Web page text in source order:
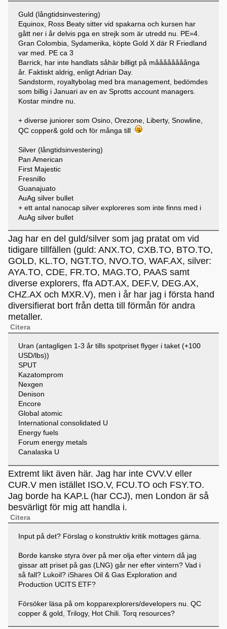
Guld (långtidsinvestering)
Equinox, Ross Beaty sitter vid spakarna och kursen har
gått ner i år delvis pga en strejk som är utredd nu. PE=4.
Gran Colombia, Sydamerika, köpte Gold X där R Friedland
var med. PE ca 3
Barrick, har inte handlats såhär billigt på måååååååånga
år. Faktiskt aldrig, enligt Adrian Day.
Sandstorm, royaltybolag med bra management, bedömdes
som billig i Januari av en av Sprotts account managers.
Kostar mindre nu.
+ diverse juniorer som Osino, Orezone, Liberty, Snowline,
QC copper& gold och för många till
Silver (långtidsinvestering)
Pan American
First Majestic
Fresnillo
Guanajuato
AuAg silver bullet
+ ett antal nanocap silver exploreres som inte finns med i
AuAg silver bullet
Jag har en del guld/silver som jag pratat om vid
tidigare tillfällen (guld: ANX.TO, CXB.TO, BTO.TO,
GOLD, KL.TO, NGT.TO, NVO.TO, WAF.AX, silver:
AYA.TO, CDE, FR.TO, MAG.TO, PAAS samt
diverse explorers, ffa ADT.AX, DEF.V, DEG.AX,
CHZ.AX och MXR.V), men i år har jag i första hand
diversifierat bort från detta till förmån för andra
metaller.
Citera
Uran (antagligen 1-3 år tills spotpriset flyger i taket (+100
USD/lbs))
SPUT
Kazatomprom
Nexgen
Denison
Encore
Global atomic
International consolidated U
Energy fuels
Forum energy metals
Canalaska U
Extremt likt även här. Jag har inte CVV.V eller
CUR.V men istället ISO.V, FCU.TO och FSY.TO.
Jag borde ha KAP.L (har CCJ), men London är så
besvärligt för mig att handla i.
Citera
Input på det? Förslag o konstruktiv kritik mottages gärna.
Borde kanske styra över på mer olja efter vintern då jag
gissar att priset på gas (LNG) går ner efter vintern? Vad i
så fall? Lukoil? iShares Oil & Gas Exploration and
Production UCITS ETF?
Försöker läsa på om kopparexplorers/developers nu. QC
copper & gold, Trilogy, Hot Chili. Torq resources?